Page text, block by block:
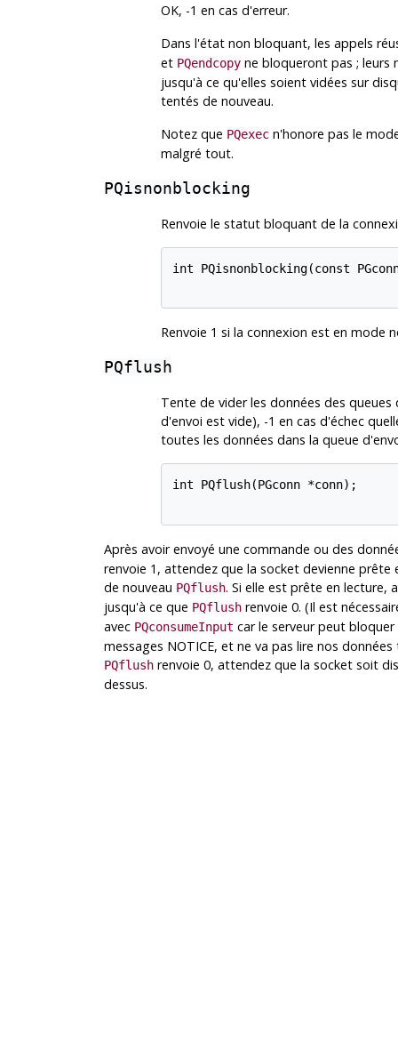
OK, -1 en cas d'erreur.
Dans l'état non bloquant, les appels
et PQendcopyne bloqueront pas ; leurs
jusqu'à ce qu'elles soient vidées sur
tentés de nouveau.
Notez que PQexecn'honore pas le
malgré tout.
PQisnonblocking
Renvoie le statut bloquant de la
int PQisnonblocking(const
Renvoie 1 si la connexion est en mode
PQflush
Tente de vider les données des queues
d'envoi est vide), -1 en cas d'échec
toutes les données dans la queue
int PQflush(PGconn *conn);
Après avoir envoyé une commande ou des
renvoie 1, attendez que la socket devienne
de nouveau PQflush. Si elle est prête en lecture,
jusqu'à ce que PQflushrenvoie 0. (Il est
avec PQconsumeInput car le serveur peut
messages NOTICE, et ne va pas lire nos
PQflushrenvoie 0, attendez que la socket soit
dessus.